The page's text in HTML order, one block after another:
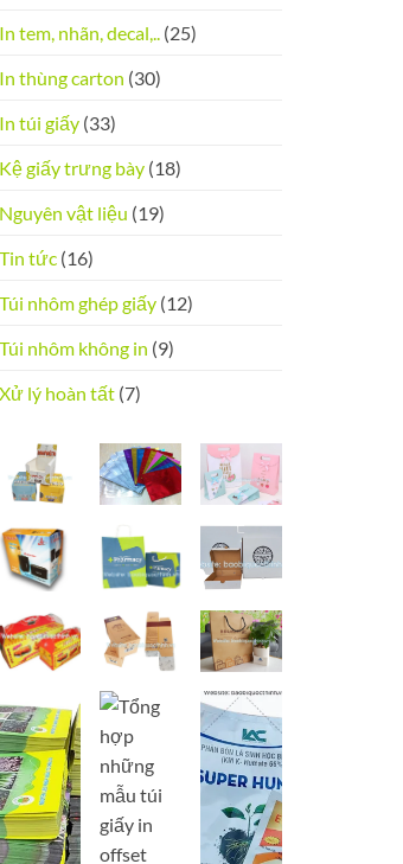
In tem, nhãn, decal,..
(25)
In thùng carton (30)
In túi giấy (33)
Kệ giấy trưng bày (18)
Nguyên vật liệu (19)
Tin tức (16)
Túi nhôm ghép giấy (12)
Túi nhôm không in (9)
Xử lý hoàn tất (7)